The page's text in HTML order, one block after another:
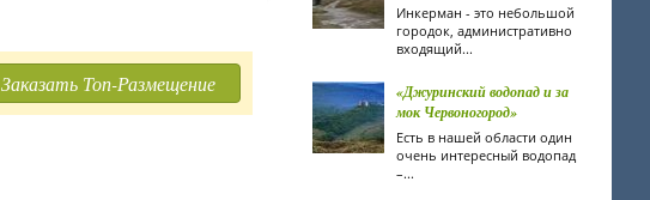
Заказать Топ-Размещение
Инкерман - это небольшой
городок, административно
входящий...
«Джуринский водопад и за
мок Червоногород»
Есть в нашей области один
очень интересный водопад
–...